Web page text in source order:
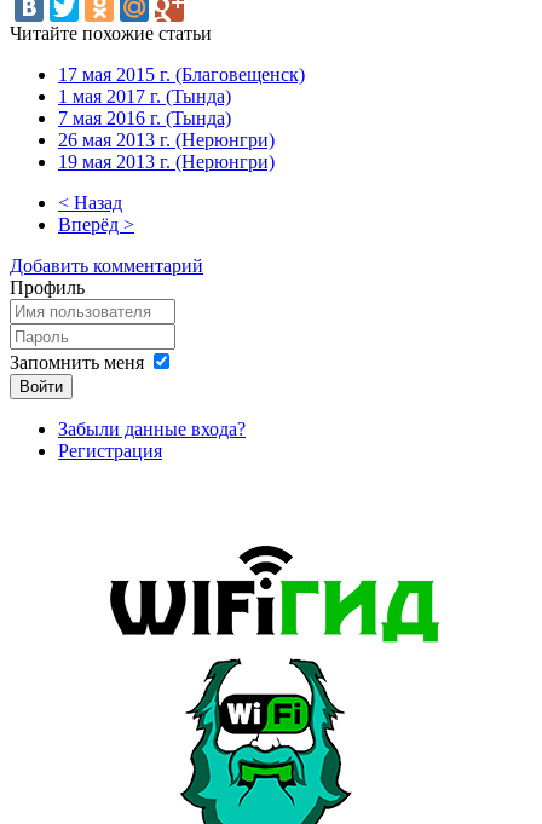
Читайте похожие статьи
17 мая 2015 г. (Благовещенск)
1 мая 2017 г. (Тында)
7 мая 2016 г. (Тында)
26 мая 2013 г. (Нерюнгри)
19 мая 2013 г. (Нерюнгри)
< Назад
Вперёд >
Добавить комментарий
Профиль
Запомнить меня
Войти
Забыли данные входа?
Регистрация